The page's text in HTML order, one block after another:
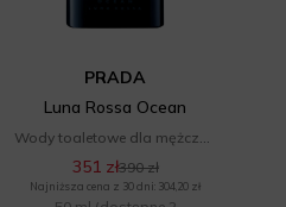
PRADA
Luna Rossa Ocean
351 zł390 zł
Najniższa cena z 30 dni: 304,20 zł